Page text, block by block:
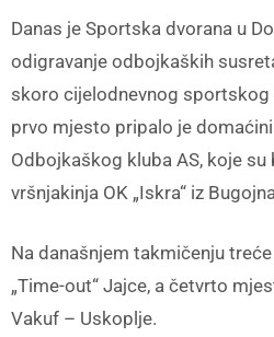
Danas je Sportska dvorana u
odigravanje odbojkaških
skoro cijelodnevnog sportskog
prvo mjesto pripalo je
Odbojkaškog kluba AS, koje
vršnjakinja OK „Iskra“ iz
Na današnjem takmičenju
„Time-out“ Jajce, a četvrto
Vakuf – Uskoplje.